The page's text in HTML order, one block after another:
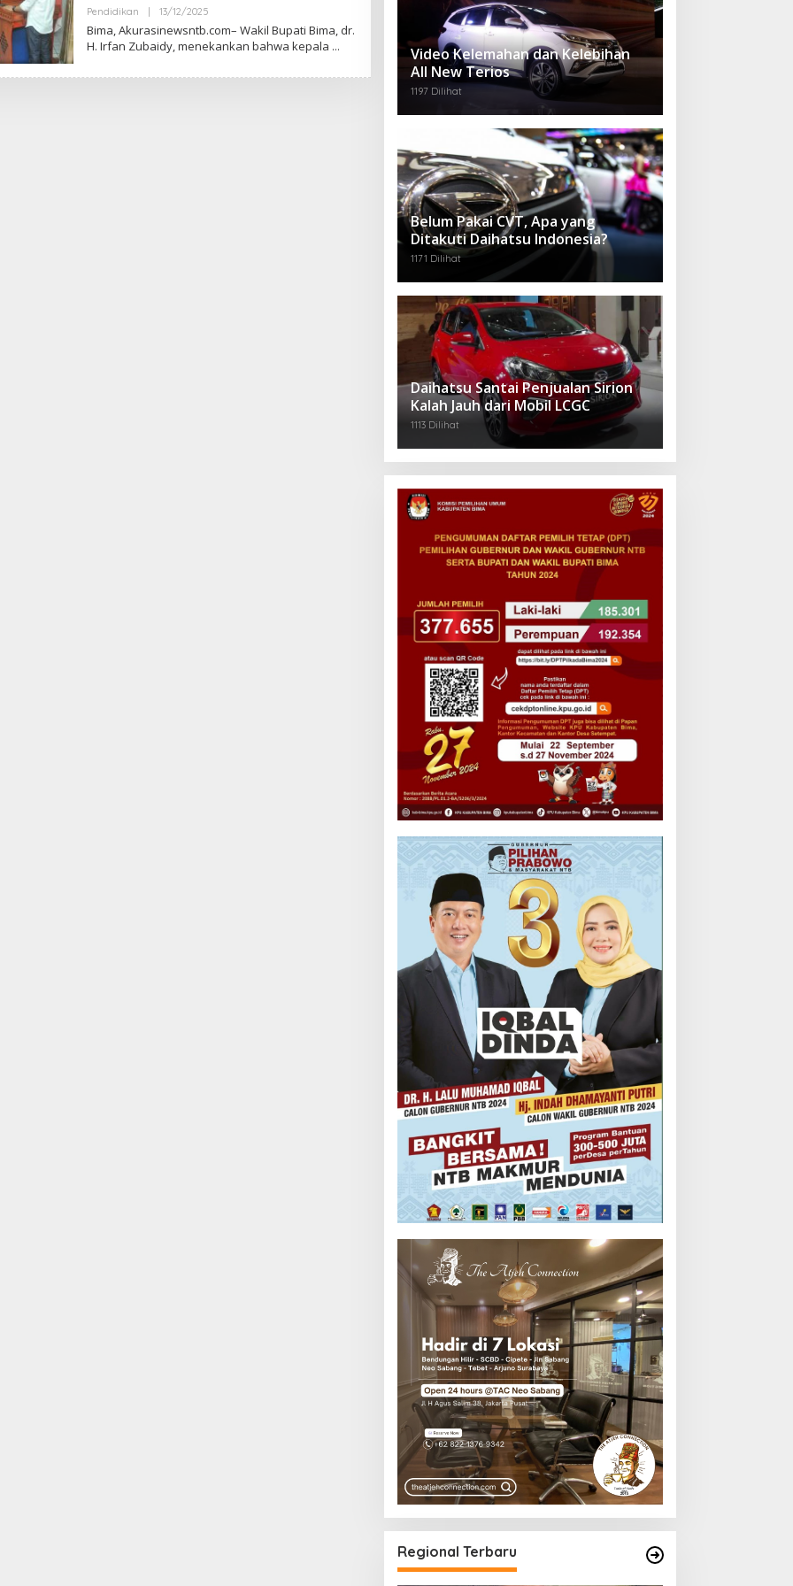
I
Pendidikan | 13/12/2025
E
H
Bima, Akurasinewsntb.com– Wakil Bupati Bima, dr.
H. Irfan Zubaidy, menekankan bahwa kepala
Video Kelemahan dan Kelebihan
All New Terios
1197 Dilihat
Belum Pakai CVT, Apa yang
Ditakuti Daihatsu Indonesia?
1171 Dilihat
Daihatsu Santai Penjualan Sirion
Kalah Jauh dari Mobil LCGC
1113 Dilihat
Regional Terbaru